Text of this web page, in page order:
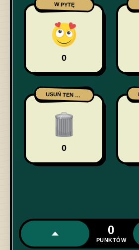
W PYTĘ
0
USUŃ TEN WPIS
0
0
PUNKTÓW